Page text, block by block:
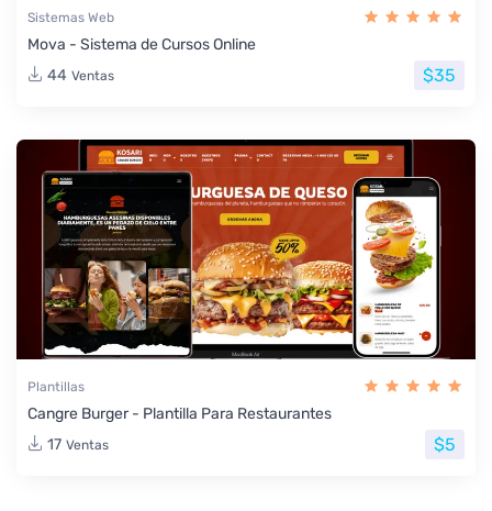
Sistemas Web
Mova - Sistema de Cursos Online
44 Ventas $35
Plantillas
Cangre Burger - Plantilla Para Restaurantes
17 Ventas $5